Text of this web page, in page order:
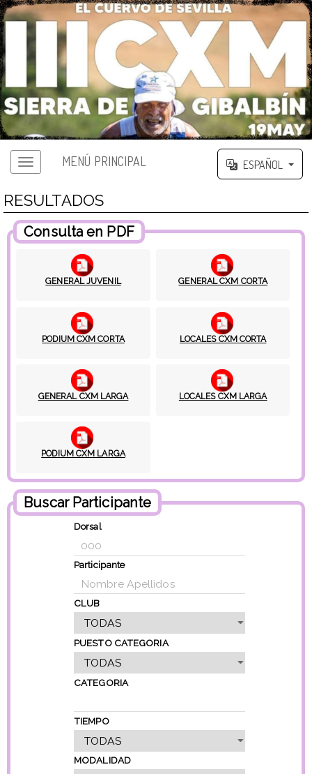
MENÚ PRINCIPAL ESPAÑOL
RESULTADOS
Consulta en PDF
GENERAL JUVENIL GENERAL CXM CORTA
PODIUM CXM CORTA LOCALES CXM CORTA
GENERAL CXM LARGA LOCALES CXM LARGA
PODIUM CXM LARGA
Buscar Participante
Dorsal
Participante
CLUB
PUESTO CATEGORIA
CATEGORIA
TIEMPO
MODALIDAD